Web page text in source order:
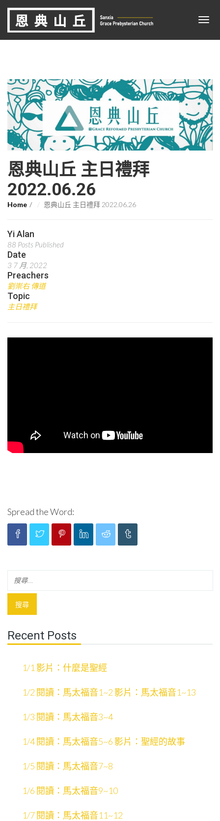
恩典山丘 主日禮拜
2022.06.26
Home 恩典山丘 主日禮拜 2022.06.26
Yi Alan
88 Posts Published
Date
3 7 月, 2022
Preachers
劉崇右 傳道
Topic
主日禮拜
Spread the Word:
Recent Posts
1/1 影片：什麼是聖經
1/2 閱讀：馬太福音1~2 影片：馬太福音1~13
1/3 閱讀：馬太福音3~4
1/4 閱讀：馬太福音5~6 影片：聖經的故事
1/5 閱讀：馬太福音7~8
1/6 閱讀：馬太福音9~10
1/7 閱讀：馬太福音11~12